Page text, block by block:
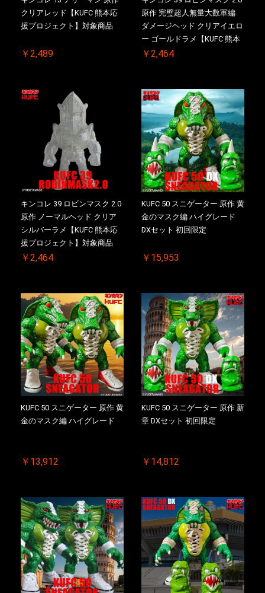
クリアレッド【KUFC 熊本応
援プロジェクト】対象商品
￥2,489
原作 完璧超人無量大数軍編
ダメージヘッド クリアイエロ
ー ゴールドラメ【KUFC 熊本
応援プロジェクト】対象商品
￥2,464
キンコレ 39 ロビンマスク 2.0
原作 ノーマルヘッド クリア
シルバーラメ【KUFC 熊本応
援プロジェクト】対象商品
￥2,464
KUFC 50 スニゲーター 原作 黄
金のマスク編 ハイグレード
DXセット 初回限定
￥15,953
KUFC 50 スニゲーター 原作 黄
金のマスク編 ハイグレード
￥13,912
KUFC 50 スニゲーター 原作 新
章 DXセット 初回限定
￥14,812